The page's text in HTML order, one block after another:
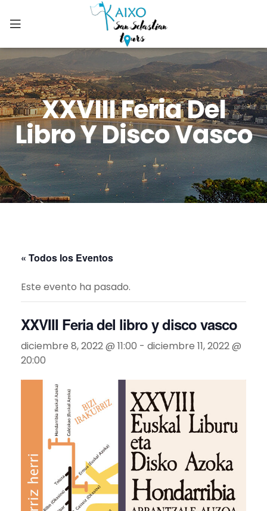
XXVIII Feria Del
Libro Y Disco Vasco
« Todos los Eventos
Este evento ha pasado.
XXVIII Feria del libro y disco vasco
diciembre 8, 2022 @ 11:00 - diciembre 11, 2022 @
20:00